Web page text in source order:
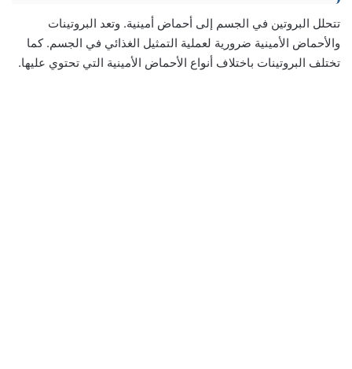
تتحلل البروتين في الجسم إلى أحماض أمينية. وتعد البروتينات
والأحماض الأمينية ضرورية لعملية التمثيل الغذائي في الجسم. كما
تختلف البروتينات باختلاف أنواع الأحماض الأمينية التي تحتوي عليها.